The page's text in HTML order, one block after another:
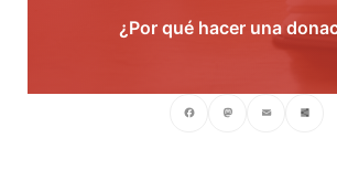
¿Por qué hacer una